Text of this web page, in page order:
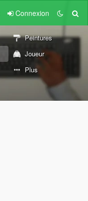
Connexion
Peintures
Joueur
Plus